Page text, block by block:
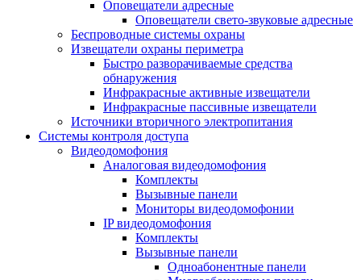
Оповещатели адресные
Оповещатели свето-звуковые адресные
Беспроводные системы охраны
Извещатели охраны периметра
Быстро разворачиваемые средства
обнаружения
Инфракрасные активные извещатели
Инфракрасные пассивные извещатели
Источники вторичного электропитания
Системы контроля доступа
Видеодомофония
Аналоговая видеодомофония
Комплекты
Вызывные панели
Мониторы видеодомофонии
IP видеодомофония
Комплекты
Вызывные панели
Одноабонентные панели